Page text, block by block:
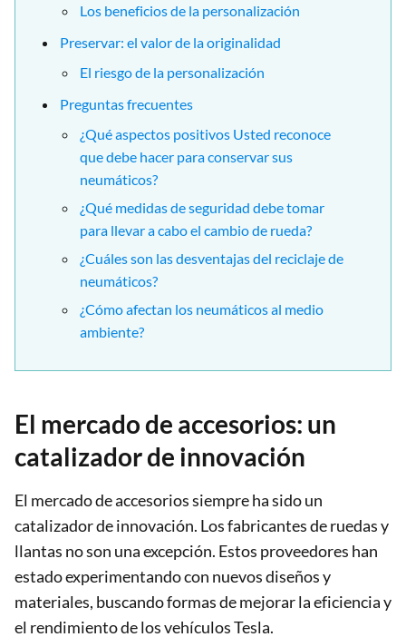
Los beneficios de la personalización
Preservar: el valor de la originalidad
El riesgo de la personalización
Preguntas frecuentes
¿Qué aspectos positivos Usted reconoce
que debe hacer para conservar sus
neumáticos?
¿Qué medidas de seguridad debe tomar
para llevar a cabo el cambio de rueda?
¿Cuáles son las desventajas del reciclaje de
neumáticos?
¿Cómo afectan los neumáticos al medio
ambiente?
El mercado de accesorios: un
catalizador de innovación
El mercado de accesorios siempre ha sido un
catalizador de innovación. Los fabricantes de ruedas y
llantas no son una excepción. Estos proveedores han
estado experimentando con nuevos diseños y
materiales, buscando formas de mejorar la eficiencia y
el rendimiento de los vehículos Tesla.